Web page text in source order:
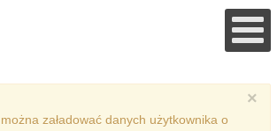
×
załadować danych użytkownika o